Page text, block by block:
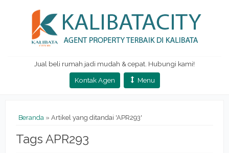
Jual beli rumah jadi mudah & cepat. Hubungi kami!
Kontak Agen
Menu
Beranda » Artikel yang ditandai 'APR293'
Tags APR293